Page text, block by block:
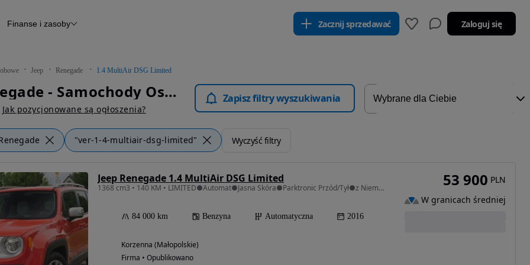
Raport z inspekcji
Otomoto News
Finanse i zasoby Zacznij sprzedawać Zaloguj się
Jeep Renegade 1.4 MultiAir DSG Limited
Jeep Renegade - Samochody Osobowe
Jak pozycjonowane są ogłoszenia?
Zapisz filtry wyszukiwania
"ver-1-4-multiair-dsg-limited" Wyczyść filtry
Jeep Renegade 1.4 MultiAir DSG Limited
1368 cm3 • 140 KM • LIMITED●Automat●Jasna Skóra●Parktronic Przód/Tył●z Niemiec●Zobacz
84 000 km Benzyna Automatyczna 2016
Korzenna (Małopolskie)
Firma • Opublikowano
53 900 PLN
W granicach średniej